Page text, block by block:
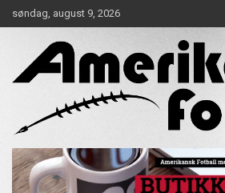
to
søndag, august 9, 2026
Amerikansk Fotball